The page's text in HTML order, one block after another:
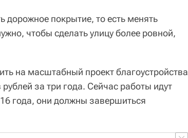
дорожное покрытие, то есть менять
чтобы сделать улицу более ровной,
на масштабный проект благоустройства
за три года. Сейчас работы идут
года, они должны завершиться